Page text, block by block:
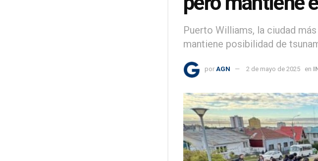
Puerto Williams, la ciudad
mantiene posibilidad de
por AGN 2 de mayo de 2025 en